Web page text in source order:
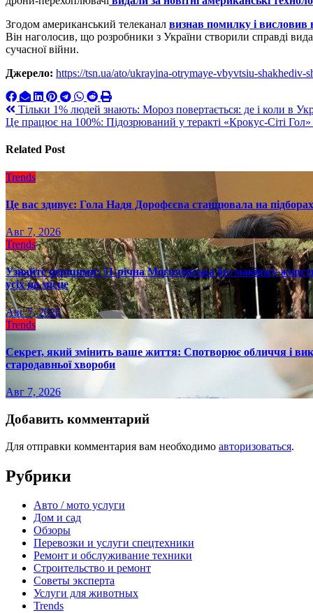
Згодом американський телеканал визнав помилку і висловив
Він наголосив, що розробники з України створили справді
сучасної війни.
Джерело: https://tsn.ua/ato/ukrayina-otrymaye-vbyvtsiu-shakhediv-
Навигация
по
записям
Тільки 1% людей знають: Мороз повертається: де і коли в
Це працює на 100%: Підозрюваний у теракті «Крокус-Сіті
Related Post
Trends
Це вас здивує: Гола Надя Дорофєєва станцювала на
Авг 7, 2026
Trends
Узнайте першими: 51-річна Могилевська без макіяжу
усіх на місце
Авг 7, 2026
Trends
Секрет, який змінить ваше життя: Спотворює обличчя і
стародавньої хвороби
Авг 7, 2026
Добавить комментарий
Для отправки комментария вам необходимо авторизоваться.
Рубрики
Авто / мото услуги
Дом и сад
Обзоры
Перевозки и услуги спецтехники
Ремонт и обслуживание техники
Строительство и ремонт
Советы эксперта
Услуги для животных
Trends